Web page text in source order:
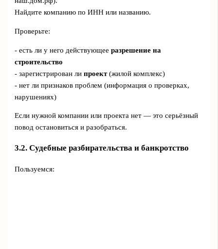
Найдите компанию по ИНН или названию.
Проверьте:
- есть ли у него действующееразрешение на
строительство
- зарегистрирован липроект(жилой комплекс)
- нет ли признаков проблем (информация о проверках,
нарушениях)
Если нужной компании или проекта нет — это серьёзный
повод остановиться и разобраться.
3.2. Судебные разбирательства и банкротство
Пользуемся: